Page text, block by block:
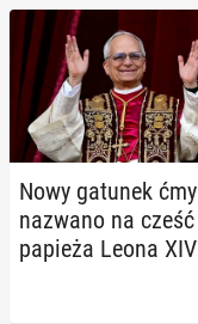
Nowy gatunek ćmy
nazwano na cześć
papieża Leona XIV